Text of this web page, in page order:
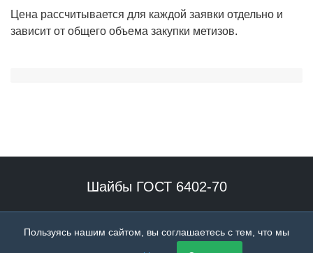
Цена рассчитывается для каждой заявки отдельно и
зависит от общего объема закупки метизов.
Шайбы ГОСТ 6402-70
высокого качества.
Пользуясь нашим сайтом, вы соглашаетесь с тем, что мы